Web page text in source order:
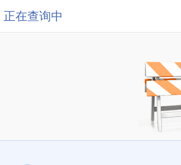
正在查询中